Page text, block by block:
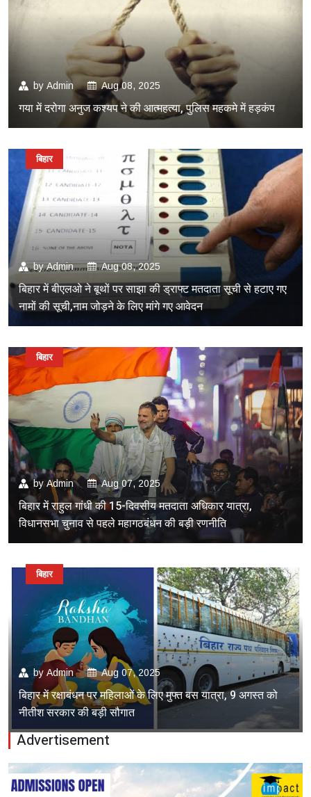
by Admin Aug 08, 2025
गया में दरोगा अनुज कश्यप ने की आत्महत्या, पुलिस महकमे में हड़कंप
byAdmin Aug 08, 2025
बिहार में बीएलओ ने बूथों पर साझा की ड्राफ्ट मतदाता सूची से हटाए गए
नामों की सूची,नाम जोड़ने के लिए मांगे गए आवेदन
बिहार
byAdmin Aug 07, 2025
बिहार में राहुल गांधी की 15-दिवसीय मतदाता अधिकार यात्रा,
विधानसभा चुनाव से पहले महागठबंधन की बड़ी रणनीति
बिहार
by Admin Aug 07, 2025
बिहार में रक्षाबंधन पर महिलाओं के लिए मुफ्त बस यात्रा, 9 अगस्त को
नीतीश सरकार की बड़ी सौगात
बिहार
Advertisement